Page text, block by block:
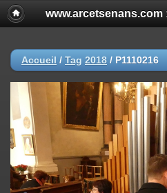
www.arcetsenans.com
Accueil / Tag 2018 / P1110216